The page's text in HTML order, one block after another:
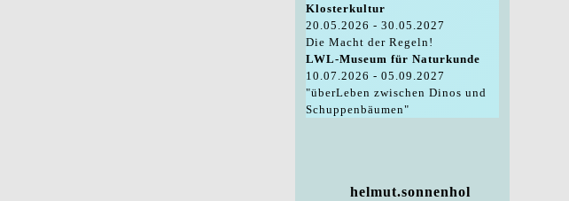
Klosterkultur
20.05.2026 - 30.05.2027
Die Macht der Regeln!
LWL-Museum für Naturkunde
10.07.2026 - 05.09.2027
"überLeben zwischen Dinos und
Schuppenbäumen"
helmut.sonnenhol